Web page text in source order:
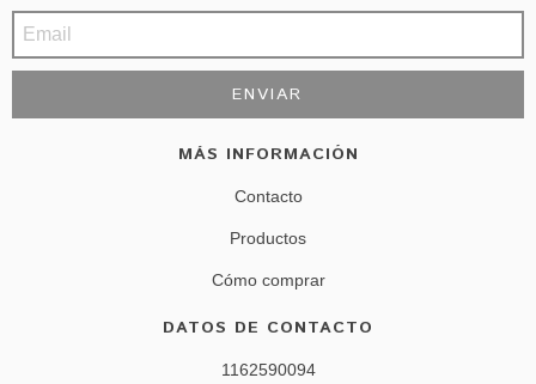
MÁS INFORMACIÓN
Contacto
Productos
Cómo comprar
DATOS DE CONTACTO
1162590094